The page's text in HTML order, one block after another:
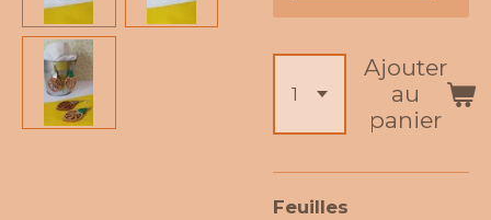
Ajouter
au
panier
Feuilles